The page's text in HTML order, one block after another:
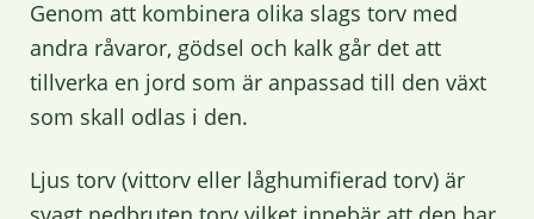
Genom att kombinera olika slags torv med
andra råvaror, gödsel och kalk går det att
tillverka en jord som är anpassad till den växt
som skall odlas i den.
Ljus torv (vittorv eller låghumifierad torv) är